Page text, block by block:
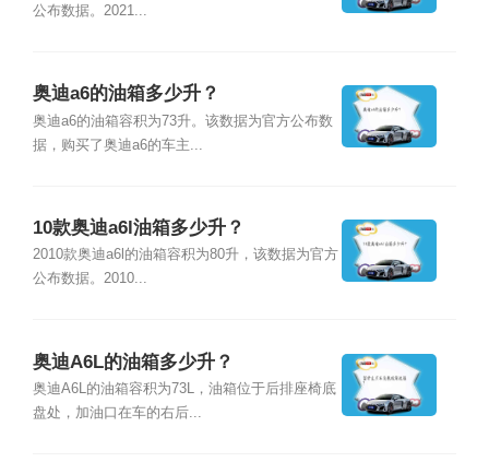
公布数据。2021...
奥迪a6的油箱多少升？
奥迪a6的油箱容积为73升。该数据为官方公布数
据，购买了奥迪a6的车主...
10款奥迪a6l油箱多少升？
2010款奥迪a6l的油箱容积为80升，该数据为官方
公布数据。2010...
奥迪A6L的油箱多少升？
奥迪A6L的油箱容积为73L，油箱位于后排座椅底
盘处，加油口在车的右后...